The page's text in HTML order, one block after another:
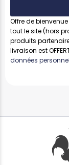
Offre de
tout le site (hors
produits
livraison est
données